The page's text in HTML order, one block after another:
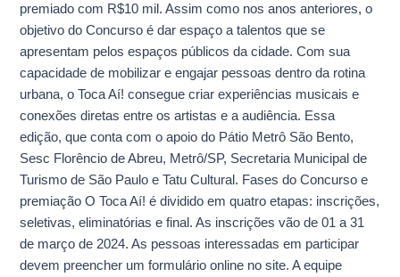
premiado com R$10 mil. Assim como nos anos anteriores, o
objetivo do Concurso é dar espaço a talentos que se
apresentam pelos espaços públicos da cidade. Com sua
capacidade de mobilizar e engajar pessoas dentro da rotina
urbana, o Toca Aí! consegue criar experiências musicais e
conexões diretas entre os artistas e a audiência. Essa
edição, que conta com o apoio do Pátio Metrô São Bento,
Sesc Florêncio de Abreu, Metrô/SP, Secretaria Municipal de
Turismo de São Paulo e Tatu Cultural. Fases do Concurso e
premiação O Toca Aí! é dividido em quatro etapas: inscrições,
seletivas, eliminatórias e final. As inscrições vão de 01 a 31
de março de 2024. As pessoas interessadas em participar
devem preencher um formulário online no site. A equipe